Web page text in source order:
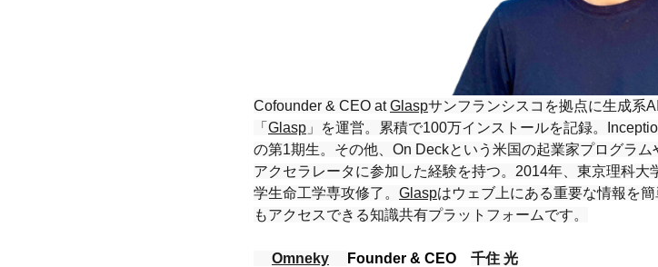
Cofounder & CEO at Glaspサンフランシスコを拠点に生成系
「 Glasp 」を運営。累積で100万インストールを記録。
の第1期生。その他、On Deckという米国の起業家プログラ
アクセラレータに参加した経験を持つ。2014年、東京理科
学生命工学専攻修了。 Glaspはウェブ上にある重要な情報を
もアクセスできる知識共有プラットフォームです。
Omneky Founder & CEO 千住 光